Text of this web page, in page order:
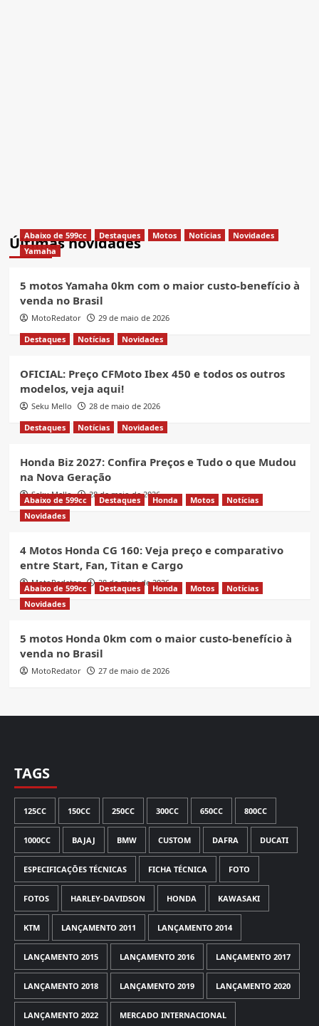
Últimas novidades
Abaixo de 599cc Destaques Motos Notícias
Novidades
Yamaha
5 motos Yamaha 0km com o maior custo-benefício à
venda no Brasil
MotoRedator
29 de maio de 2026
Destaques
Notícias Novidades
OFICIAL: Preço CFMoto Ibex 450 e todos os outros
modelos, veja aqui!
Seku Mello
28 de maio de 2026
Destaques
Notícias Novidades
Honda Biz 2027: Confira Preços e Tudo o que Mudou
na Nova Geração
Seku Mello 28 de maio de 2026
Abaixo de 599cc Destaques Honda Motos
Notícias
Novidades
4 Motos Honda CG 160: Veja preço e comparativo
entre Start, Fan, Titan e Cargo
MotoRedator 28 de maio de 2026
Abaixo de 599cc Destaques Honda Motos
Notícias
Novidades
5 motos Honda 0km com o maior custo-benefício à
venda no Brasil
MotoRedator 27 de maio de 2026
TAGS
125CC 150CC 250CC 300CC 650CC 800CC
1000CC BAJAJ BMW CUSTOM DAFRA DUCATI
ESPECIFICAÇÕES TÉCNICAS FICHA TÉCNICA FOTO
FOTOS HARLEY-DAVIDSON HONDA KAWASAKI
KTM LANÇAMENTO 2011 LANÇAMENTO 2014
LANÇAMENTO 2015 LANÇAMENTO 2016 LANÇAMENTO 2017
LANÇAMENTO 2018 LANÇAMENTO 2019 LANÇAMENTO 2020
LANÇAMENTO 2022 MERCADO INTERNACIONAL